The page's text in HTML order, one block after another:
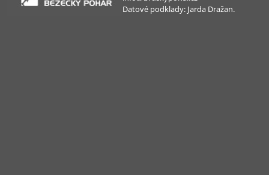
Datové podklady: Jarda Dražan.